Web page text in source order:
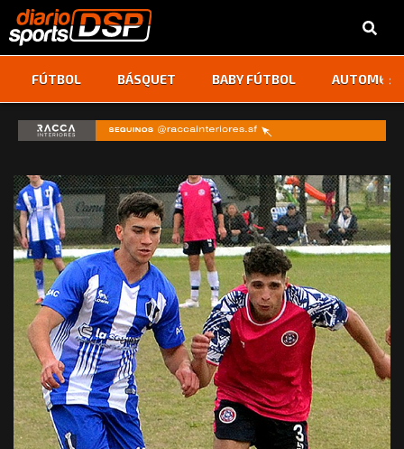
FÚTBOL BÁSQUET BABY FÚTBOL ‹ ›